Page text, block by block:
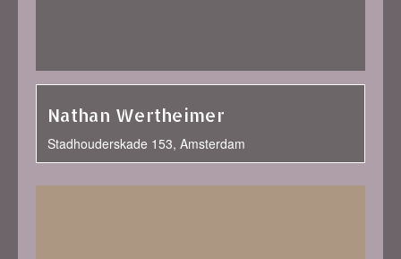
Nathan Wertheimer
Stadhouderskade 153, Amsterdam